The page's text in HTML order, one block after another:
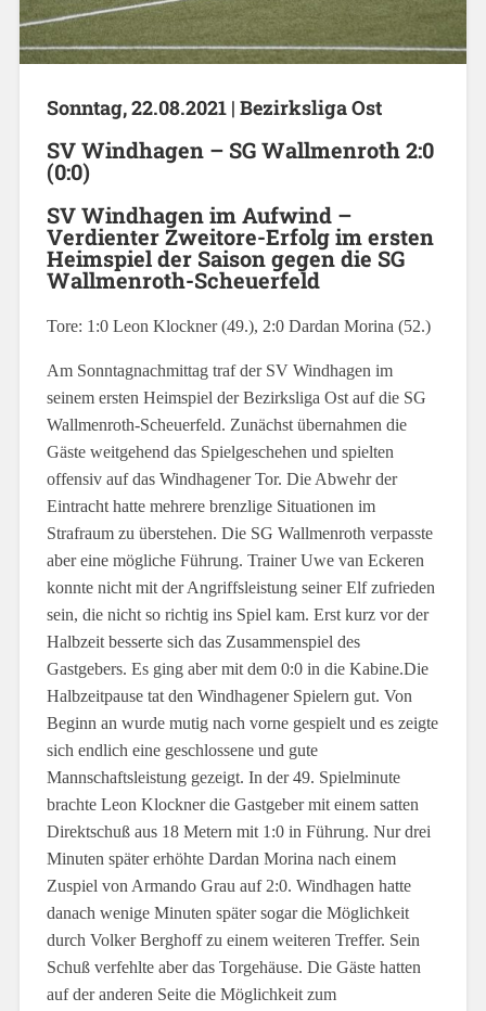
Sonntag, 22.08.2021 | Bezirksliga Ost
SV Windhagen – SG Wallmenroth 2:0
(0:0)
SV Windhagen im Aufwind –
Verdienter Zweitore-Erfolg im ersten
Heimspiel der Saison gegen die SG
Wallmenroth-Scheuerfeld
Tore: 1:0 Leon Klockner (49.), 2:0 Dardan Morina (52.)
Am Sonntagnachmittag traf der SV Windhagen im
seinem ersten Heimspiel der Bezirksliga Ost auf die SG
Wallmenroth-Scheuerfeld. Zunächst übernahmen die
Gäste weitgehend das Spielgeschehen und spielten
offensiv auf das Windhagener Tor. Die Abwehr der
Eintracht hatte mehrere brenzlige Situationen im
Strafraum zu überstehen. Die SG Wallmenroth verpasste
aber eine mögliche Führung. Trainer Uwe van Eckeren
konnte nicht mit der Angriffsleistung seiner Elf zufrieden
sein, die nicht so richtig ins Spiel kam. Erst kurz vor der
Halbzeit besserte sich das Zusammenspiel des
Gastgebers. Es ging aber mit dem 0:0 in die Kabine.Die
Halbzeitpause tat den Windhagener Spielern gut. Von
Beginn an wurde mutig nach vorne gespielt und es zeigte
sich endlich eine geschlossene und gute
Mannschaftsleistung gezeigt. In der 49. Spielminute
brachte Leon Klockner die Gastgeber mit einem satten
Direktschuß aus 18 Metern mit 1:0 in Führung. Nur drei
Minuten später erhöhte Dardan Morina nach einem
Zuspiel von Armando Grau auf 2:0. Windhagen hatte
danach wenige Minuten später sogar die Möglichkeit
durch Volker Berghoff zu einem weiteren Treffer. Sein
Schuß verfehlte aber das Torgehäuse. Die Gäste hatten
auf der anderen Seite die Möglichkeit zum